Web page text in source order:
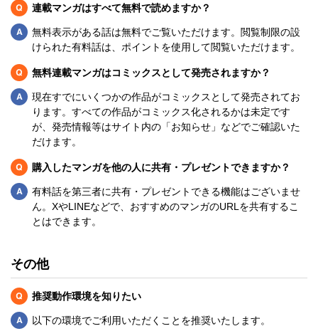
Q
連載マンガはすべて無料で読めますか？
Q
無料表示がある話は無料でご覧いただけます。閲覧制限の設
けられた有料話は、ポイントを使用して閲覧いただけます。
Q
無料連載マンガはコミックスとして発売されますか？
Q
現在すでにいくつかの作品がコミックスとして発売されてお
ります。すべての作品がコミックス化されるかは未定です
が、発売情報等はサイト内の「お知らせ」などでご確認いた
だけます。
Q購入したマンガを他の人に共有・プレゼントできますか？
Q
有料話を第三者に共有・プレゼントできる機能はございませ
ん。XやLINEなどで、おすすめのマンガのURLを共有するこ
とはできます。
その他
Q
推奨動作環境を知りたい
Q以下の環境でご利用いただくことを推奨いたします。